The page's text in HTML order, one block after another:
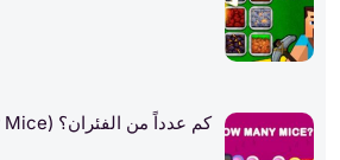
كم عدداً من الفئران؟ (How Many Mice)